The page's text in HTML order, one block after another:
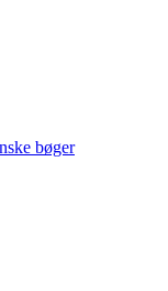
bøger